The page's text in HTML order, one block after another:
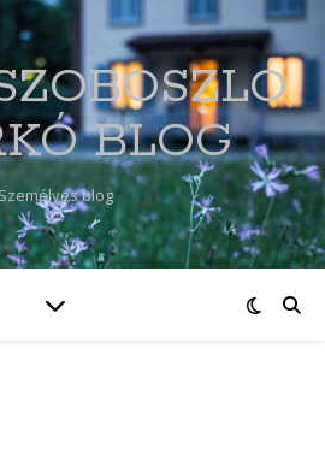
BLOG
Személyes blog